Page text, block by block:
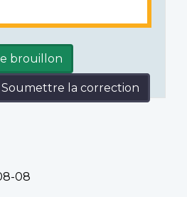
brouillon
Soumettre la correction
08